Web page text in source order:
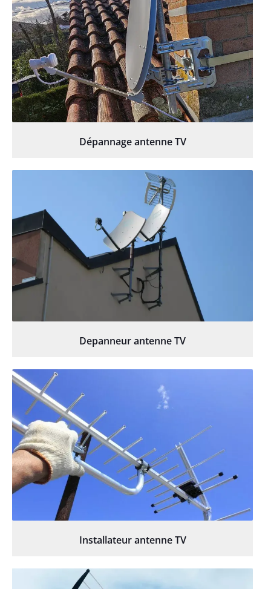
Dépannage antenne TV
Depanneur antenne TV
Installateur antenne TV